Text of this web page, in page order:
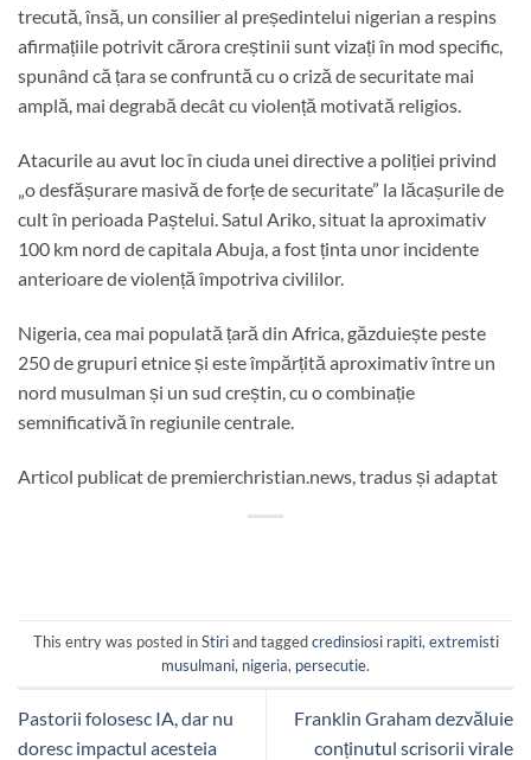
trecută, însă, un consilier al președintelui nigerian a respins
afirmațiile potrivit cărora creștinii sunt vizați în mod specific,
spunând că țara se confruntă cu o criză de securitate mai
amplă, mai degrabă decât cu violență motivată religios.
Atacurile au avut loc în ciuda unei directive a poliției privind
„o desfășurare masivă de forțe de securitate” la lăcașurile de
cult în perioada Paștelui. Satul Ariko, situat la aproximativ
100 km nord de capitala Abuja, a fost ținta unor incidente
anterioare de violență împotriva civililor.
Nigeria, cea mai populată țară din Africa, găzduiește peste
250 de grupuri etnice și este împărțită aproximativ între un
nord musulman și un sud creștin, cu o combinație
semnificativă în regiunile centrale.
Articol publicat de premierchristian.news, tradus și adaptat
This entry was posted inStiriand taggedcredinsiosi rapiti, extremisti
musulmani, nigeria, persecutie.
Pastorii folosesc IA, dar nu
doresc impactul acesteia
Franklin Graham dezvăluie
conținutul scrisorii virale